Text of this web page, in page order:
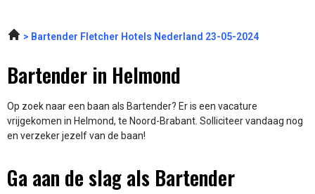
Bartender Fletcher Hotels Nederland 23-05-2024
Bartender in Helmond
Op zoek naar een baan als Bartender? Er is een vacature
vrijgekomen in Helmond, te Noord-Brabant. Solliciteer vandaag nog
en verzeker jezelf van de baan!
Ga aan de slag als Bartender